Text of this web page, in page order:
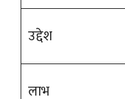
उद्देश
लाभ